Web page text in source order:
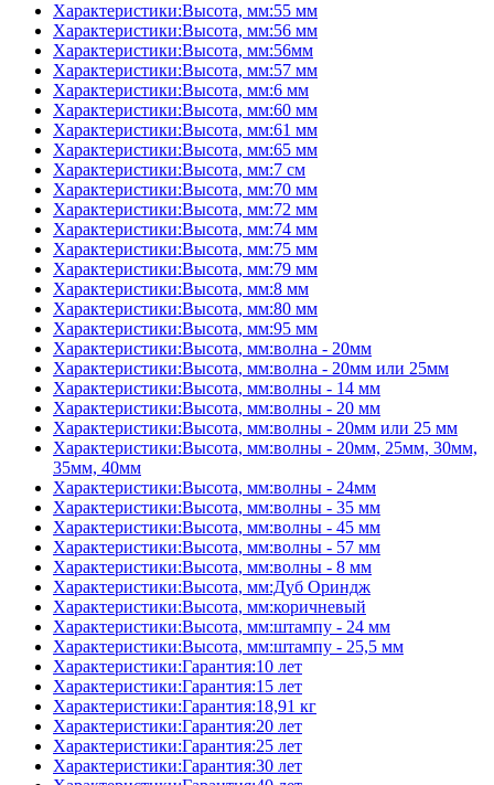
Характеристики:Высота, мм:55 мм
Характеристики:Высота, мм:56 мм
Характеристики:Высота, мм:56мм
Характеристики:Высота, мм:57 мм
Характеристики:Высота, мм:6 мм
Характеристики:Высота, мм:60 мм
Характеристики:Высота, мм:61 мм
Характеристики:Высота, мм:65 мм
Характеристики:Высота, мм:7 см
Характеристики:Высота, мм:70 мм
Характеристики:Высота, мм:72 мм
Характеристики:Высота, мм:74 мм
Характеристики:Высота, мм:75 мм
Характеристики:Высота, мм:79 мм
Характеристики:Высота, мм:8 мм
Характеристики:Высота, мм:80 мм
Характеристики:Высота, мм:95 мм
Характеристики:Высота, мм:волна - 20мм
Характеристики:Высота, мм:волна - 20мм или 25мм
Характеристики:Высота, мм:волны - 14 мм
Характеристики:Высота, мм:волны - 20 мм
Характеристики:Высота, мм:волны - 20мм или 25 мм
Характеристики:Высота, мм:волны - 20мм, 25мм, 30мм,
35мм, 40мм
Характеристики:Высота, мм:волны - 24мм
Характеристики:Высота, мм:волны - 35 мм
Характеристики:Высота, мм:волны - 45 мм
Характеристики:Высота, мм:волны - 57 мм
Характеристики:Высота, мм:волны - 8 мм
Характеристики:Высота, мм:Дуб Ориндж
Характеристики:Высота, мм:коричневый
Характеристики:Высота, мм:штампу - 24 мм
Характеристики:Высота, мм:штампу - 25,5 мм
Характеристики:Гарантия:10 лет
Характеристики:Гарантия:15 лет
Характеристики:Гарантия:18,91 кг
Характеристики:Гарантия:20 лет
Характеристики:Гарантия:25 лет
Характеристики:Гарантия:30 лет